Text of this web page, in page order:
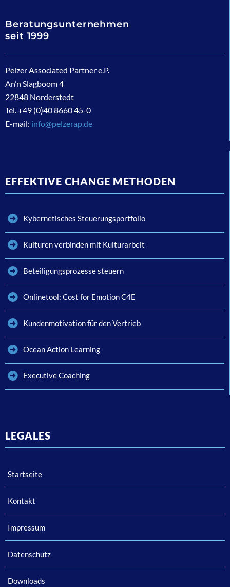
Beratungsunternehmen
seit 1999
Pelzer Associated Partner e.P.
An’n Slagboom 4
22848 Norderstedt
Tel. +49 (0)40 8660 45-0
E-mail: info@pelzerap.de
EFFEKTIVE CHANGE METHODEN
Kybernetisches Steuerungsportfolio
Kulturen verbinden mit Kulturarbeit
Beteiligungsprozesse steuern
Onlinetool: Cost for Emotion C4E
Kundenmotivation für den Vertrieb
Ocean Action Learning
Executive Coaching
LEGALES
Startseite
Kontakt
Impressum
Datenschutz
Downloads